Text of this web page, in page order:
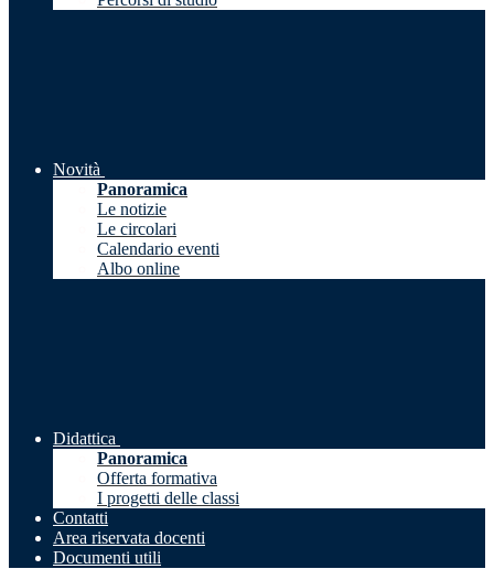
Novità
Panoramica
Le notizie
Le circolari
Calendario eventi
Albo online
Didattica
Panoramica
Offerta formativa
I progetti delle classi
Contatti
Area riservata docenti
Documenti utili